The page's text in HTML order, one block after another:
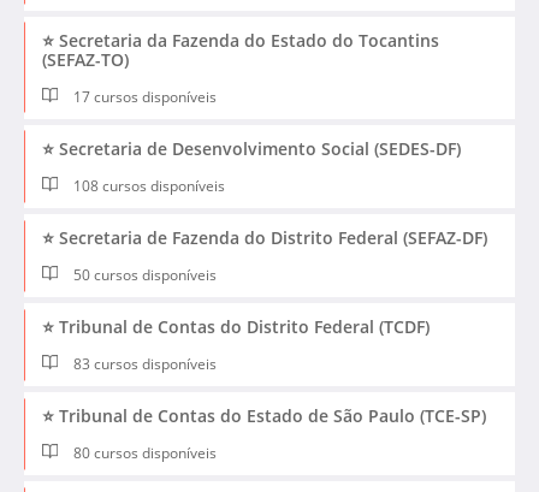
⭐ Secretaria da Fazenda do Estado do Tocantins
(SEFAZ-TO)
17 cursos disponíveis
⭐ Secretaria de Desenvolvimento Social (SEDES-DF)
108 cursos disponíveis
⭐ Secretaria de Fazenda do Distrito Federal (SEFAZ-DF)
50 cursos disponíveis
⭐ Tribunal de Contas do Distrito Federal (TCDF)
83 cursos disponíveis
⭐ Tribunal de Contas do Estado de São Paulo (TCE-SP)
80 cursos disponíveis